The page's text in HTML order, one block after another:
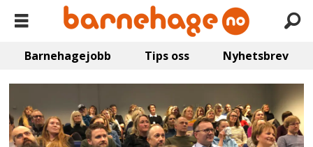
Barnehagejobb Tips oss Nyhetsbrev